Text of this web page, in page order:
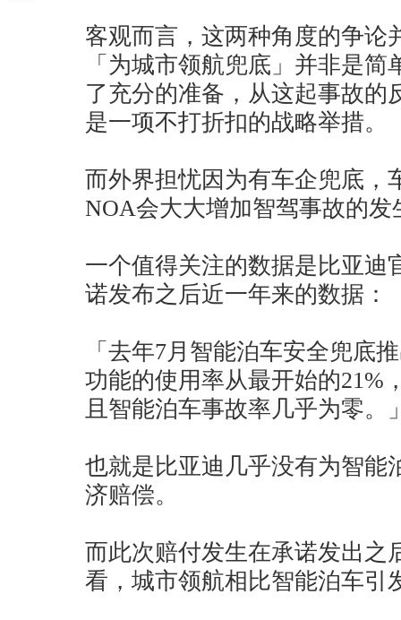
客观而言，这两种角度的争论
「为城市领航兜底」并非是
了充分的准备，从这起事故的
是一项不打折扣的战略举措。
而外界担忧因为有车企兜底，
NOA会大大增加智驾事故的
一个值得关注的数据是比亚迪
诺发布之后近一年来的数据：
「去年7月智能泊车安全兜底
功能的使用率从最开始的21%
且智能泊车事故率几乎为零。
也就是比亚迪几乎没有为智能
济赔偿。
而此次赔付发生在承诺发出之
看，城市领航相比智能泊车引